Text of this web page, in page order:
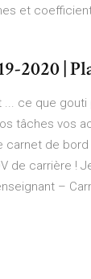
et
2020 |
ce que
tâches vos
carnet de
de carrière !
–